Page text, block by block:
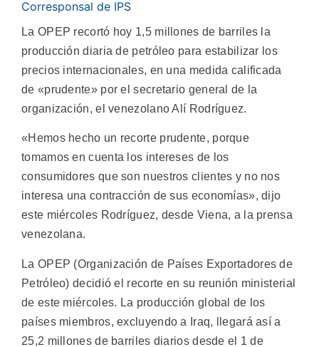
Corresponsal de IPS
La OPEP recortó hoy 1,5 millones de barriles la
producción diaria de petróleo para estabilizar los
precios internacionales, en una medida calificada
de «prudente» por el secretario general de la
organización, el venezolano Alí Rodríguez.
«Hemos hecho un recorte prudente, porque
tomamos en cuenta los intereses de los
consumidores que son nuestros clientes y no nos
interesa una contracción de sus economías», dijo
este miércoles Rodríguez, desde Viena, a la prensa
venezolana.
La OPEP (Organización de Países Exportadores de
Petróleo) decidió el recorte en su reunión ministerial
de este miércoles. La producción global de los
países miembros, excluyendo a Iraq, llegará así a
25,2 millones de barriles diarios desde el 1 de